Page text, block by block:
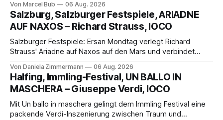
eine bildgewaltige Inszenierung, Maxime Pascal entfaltet
die komplexe Partitur eindrucksvoll, Philippe Sly berührt als
Franziskus.
Von Marcel Bub 06 Aug. 2026
Salzburg, Salzburger Festspiele, ARIADNE
AUF NAXOS – Richard Strauss, IOCO
Salzburger Festspiele: Ersan Mondtag verlegt Richard
Strauss' Ariadne auf Naxos auf den Mars und verbindet
Aufführung mit starken Solisten und den Wiener
Philharmonikern, szenisch bleibt der zweite Akt jedoch
hinter den Erwartungen zurück.
Von Daniela Zimmermann 06 Aug. 2026
Halfing, Immling-Festival, UN BALLO IN
MASCHERA – Giuseppe Verdi, IOCO
Mit Un ballo in maschera gelingt dem Immling Festival eine
packende Verdi-Inszenierung zwischen Traum und